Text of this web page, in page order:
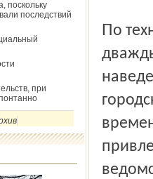
поскольку
последствий
при
По технологии ливневые колодцы следует очищать